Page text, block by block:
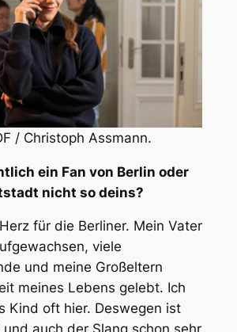
/ Christoph Assmann.
ein Fan von Berlin oder
nicht so deins?
für die Berliner. Mein Vater
viele
und meine Großeltern
meines Lebens gelebt. Ich
Kind oft hier. Deswegen ist